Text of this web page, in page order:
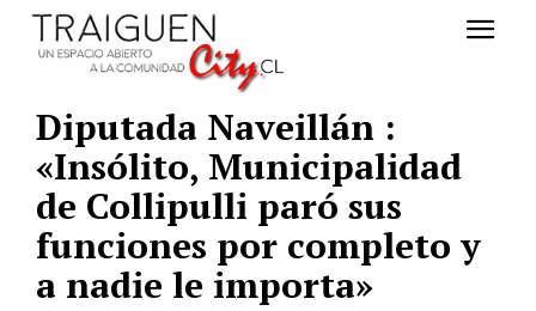
Diputada Naveillán :
«Insólito, Municipalidad
de Collipulli paró sus
funciones por completo y
a nadie le importa»